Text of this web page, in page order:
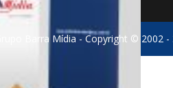
Grupo Barra Mídia - Copyright © 2002